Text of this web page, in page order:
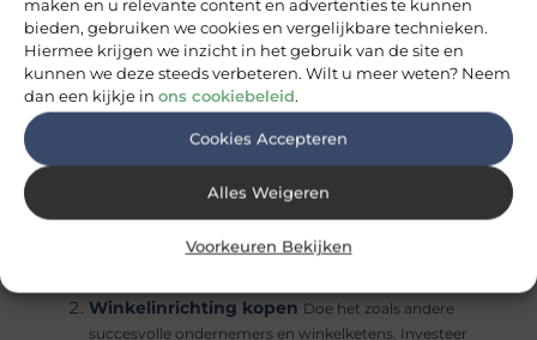
bieden, gebruiken we cookies en vergelijkbare technieken.
Hiermee krijgen we inzicht in het gebruik van de site en
kunnen we deze steeds verbeteren. Wilt u meer weten? Neem
dan een kijkje in ons cookiebeleid
Cookies Accepteren
Alles Weigeren
Voorkeuren Bekijken
https://kooptest.nl/
Goed artikel? Deel hem dan op:
Email
Gerelateerde Berichten:
De prijs van rolluiken berekenen
komen een offerte opvragen. Jarenlang is dit de meest
Winkelinrichting kopen Doe het zoals andere
succesvolle ondernemers en winkelketens. Investeer